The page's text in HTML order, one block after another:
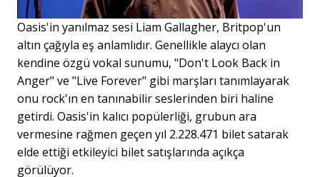
Oasis'in yanılmaz sesi Liam Gallagher, Britpop'un
altın çağıyla eş anlamlıdır. Genellikle alaycı olan
kendine özgü vokal sunumu, "Don't Look Back in
Anger" ve "Live Forever" gibi marşları tanımlayarak
onu rock'ın en tanınabilir seslerinden biri haline
getirdi. Oasis'in kalıcı popülerliği, grubun ara
vermesine rağmen geçen yıl 2.228.471 bilet satarak
elde ettiği etkileyici bilet satışlarında açıkça
görülüyor.